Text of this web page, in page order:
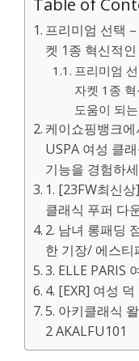
프리미엄 선택
켓 1종 혁신적
프리미엄
자켓 1종
도움이 되
케이쇼핑뱅크
USPA 여성 클
기능을 경험하
1. [23FW최신
클래식 푸퍼 다
2. 남녀 롱패딩
한 기장/ 에스티
3. ELLE PARIS
4. [EXR] 여성
5. 아키클래식
2 AKALFU101